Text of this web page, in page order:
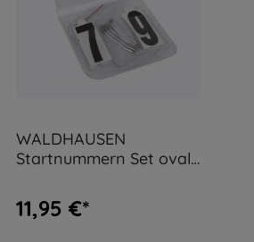
WALDHAUSEN
Startnummern Set oval
11,95 €*